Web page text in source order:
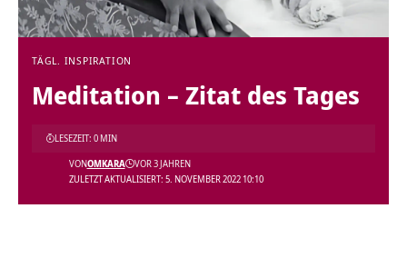
TÄGL. INSPIRATION
Meditation – Zitat des Tages
ZULETZT AKTUALISIERT: 5. NOVEMBER 2022 10:10
VONOMKARA VOR 3 JAHREN
LESEZEIT: 0 MIN